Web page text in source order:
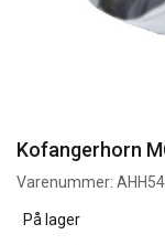
Kofangerhorn
Varenummer:
På lager